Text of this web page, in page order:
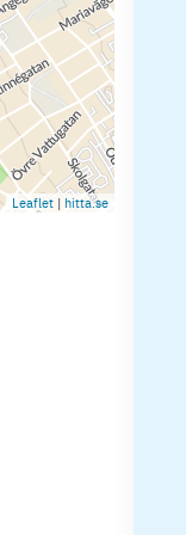
Leaflet | hitta.se